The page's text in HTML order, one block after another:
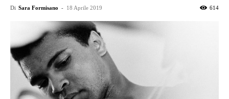
Di Sara Formisano - 18 Aprile 2019 614